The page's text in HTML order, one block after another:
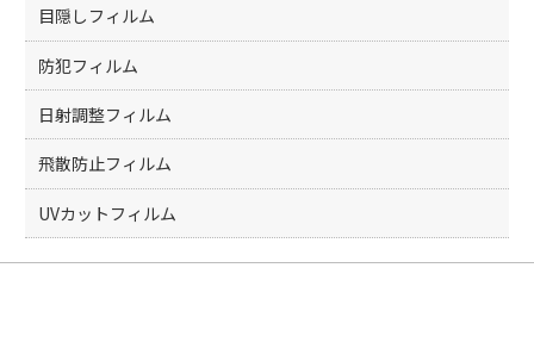
目隠しフィルム
防犯フィルム
日射調整フィルム
飛散防止フィルム
UVカットフィルム